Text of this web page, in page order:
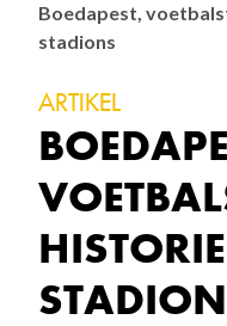
Boedapest,
stadions
ARTIKEL